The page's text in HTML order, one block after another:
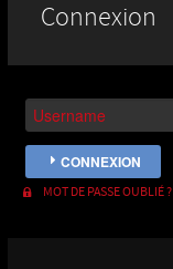
Connexion
CONNEXION
MOT DE PASSE OUBLIÉ ?